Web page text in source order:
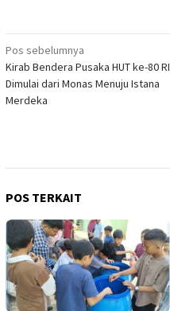
Navigasi
pos
Pos sebelumnya
Kirab Bendera Pusaka HUT ke-80 RI
Dimulai dari Monas Menuju Istana
Merdeka
POS TERKAIT